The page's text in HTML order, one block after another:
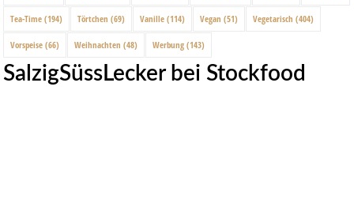
Tea-Time (194) Törtchen (69) Vanille (114) Vegan (51) Vegetarisch (404)
Vorspeise (66) Weihnachten (48) Werbung (143)
SalzigSüssLecker bei Stockfood